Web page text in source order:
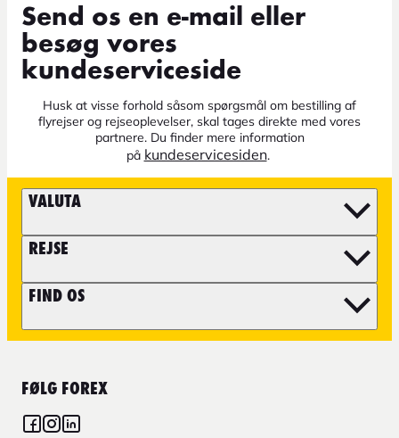
Send os en e-mail eller
besøg vores
kundeserviceside
Husk at visse forhold såsom spørgsmål om bestilling af
flyrejser og rejseoplevelser, skal tages direkte med vores
partnere. Du finder mere information
på kundeservicesiden.
VALUTA
REJSE
FIND OS
FØLG FOREX